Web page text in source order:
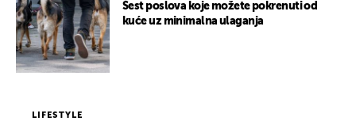
Šest poslova koje možete pokrenuti od
kuće uz minimalna ulaganja
LIFESTYLE